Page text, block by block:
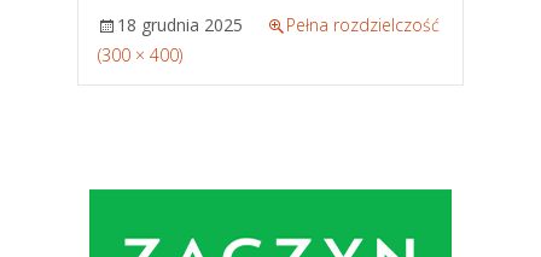
18 grudnia 2025
Pełna rozdzielczość
(300 × 400)